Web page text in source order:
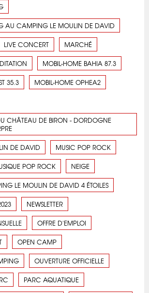
AU CAMPING LE MOULIN DE DAVID
LIVE CONCERT MARCHÉ
MOBIL-HOME BAHIA 87.3
35.3 MOBIL-HOME OPHEA2
CHÂTEAU DE BIRON - DORDOGNE
DE DAVID MUSIC POP ROCK
POP ROCK NEIGE
LE MOULIN DE DAVID 4 ÉTOILES
NEWSLETTER
OFFRE D'EMPLOI
OPEN CAMP
OUVERTURE OFFICIELLE
PARC AQUATIQUE